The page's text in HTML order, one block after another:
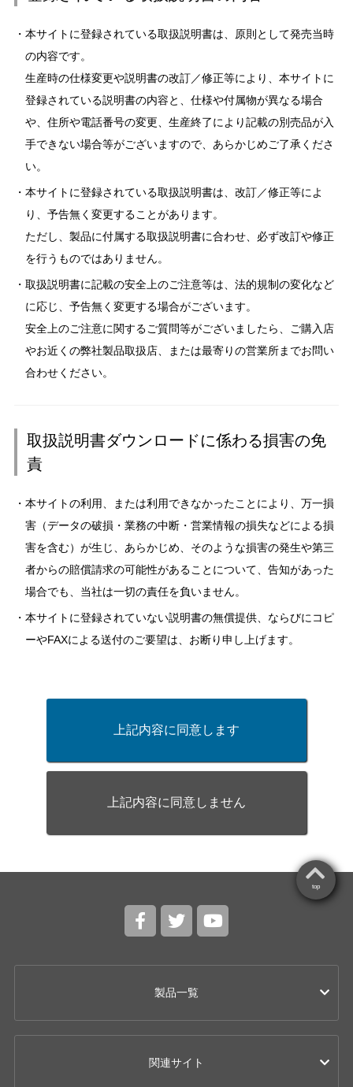
本サイトに登録されている取扱説明書は、原則として発売当時
の内容です。
生産時の仕様変更や説明書の改訂／修正等により、本サイトに
登録されている説明書の内容と、仕様や付属物が異なる場合
や、住所や電話番号の変更、生産終了により記載の別売品が入
手できない場合等がございますので、あらかじめご了承くださ
い。
本サイトに登録されている取扱説明書は、改訂／修正等によ
り、予告無く変更することがあります。
ただし、製品に付属する取扱説明書に合わせ、必ず改訂や修正
を行うものではありません。
取扱説明書に記載の安全上のご注意等は、法的規制の変化など
に応じ、予告無く変更する場合がございます。
安全上のご注意に関するご質問等がございましたら、ご購入店
やお近くの弊社製品取扱店、または最寄りの営業所までお問い
合わせください。
取扱説明書ダウンロードに係わる損害の免
責
本サイトの利用、または利用できなかったことにより、万一損
害（データの破損・業務の中断・営業情報の損失などによる損
害を含む）が生じ、あらかじめ、そのような損害の発生や第三
者からの賠償請求の可能性があることについて、告知があった
場合でも、当社は一切の責任を負いません。
本サイトに登録されていない説明書の無償提供、ならびにコピ
ーやFAXによる送付のご要望は、お断り申し上げます。
上記内容に同意します
上記内容に同意しません
製品一覧
関連サイト
top